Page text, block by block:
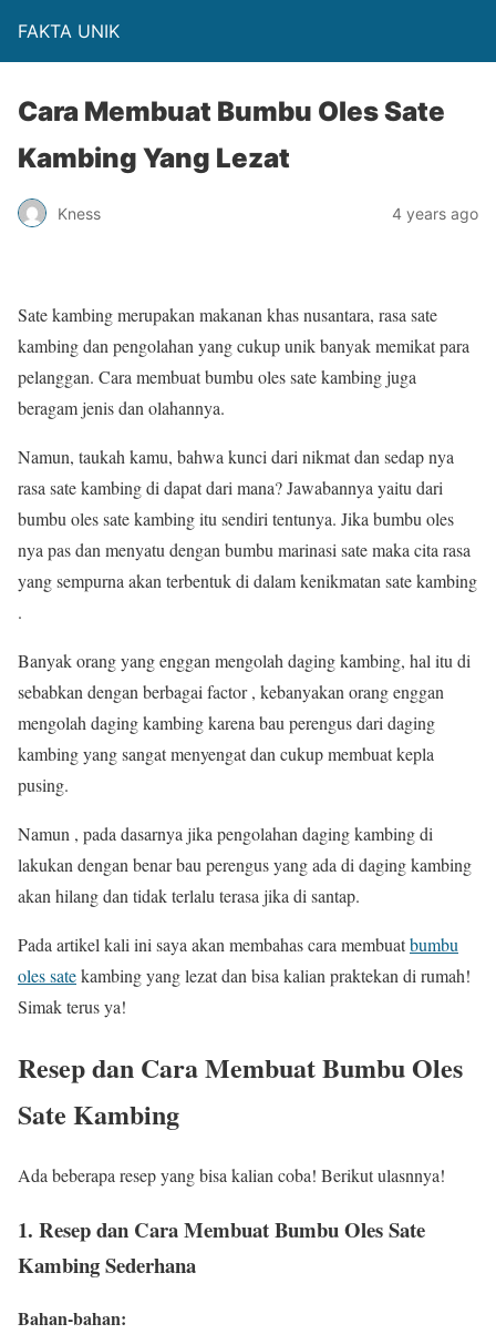
FAKTA UNIK
Cara Membuat Bumbu Oles Sate
Kambing Yang Lezat
Kness 4 years ago
Sate kambing merupakan makanan khas nusantara, rasa sate
kambing dan pengolahan yang cukup unik banyak memikat para
pelanggan. Cara membuat bumbu oles sate kambing juga
beragam jenis dan olahannya.
Namun, taukah kamu, bahwa kunci dari nikmat dan sedap nya
rasa sate kambing di dapat dari mana? Jawabannya yaitu dari
bumbu oles sate kambing itu sendiri tentunya. Jika bumbu oles
nya pas dan menyatu dengan bumbu marinasi sate maka cita rasa
yang sempurna akan terbentuk di dalam kenikmatan sate kambing
.
Banyak orang yang enggan mengolah daging kambing, hal itu di
sebabkan dengan berbagai factor , kebanyakan orang enggan
mengolah daging kambing karena bau perengus dari daging
kambing yang sangat menyengat dan cukup membuat kepla
pusing.
Namun , pada dasarnya jika pengolahan daging kambing di
lakukan dengan benar bau perengus yang ada di daging kambing
akan hilang dan tidak terlalu terasa jika di santap.
Pada artikel kali ini saya akan membahas cara membuatbumbu
oles satekambing yang lezat dan bisa kalian praktekan di rumah!
Simak terus ya!
Resep dan Cara Membuat Bumbu Oles
Sate Kambing
Ada beberapa resep yang bisa kalian coba! Berikut ulasnnya!
1. Resep dan Cara Membuat Bumbu Oles Sate
Kambing Sederhana
Bahan-bahan: